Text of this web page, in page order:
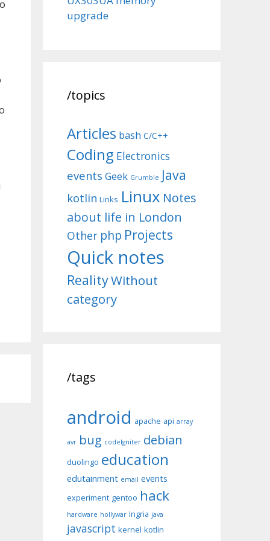
upgrade
/topics
Articles bash C/C++
Coding Electronics
events Geek Grumble Java
kotlin Links Linux Notes
about life in London
Other php Projects
Quick notes
RealityWithout
category
/tags
android apache api array
avr bug codeIgniter debian
duolingo education
edutainment email events
experiment gentoo hack
hardware hollywar Ingria java
javascript kernel kotlin